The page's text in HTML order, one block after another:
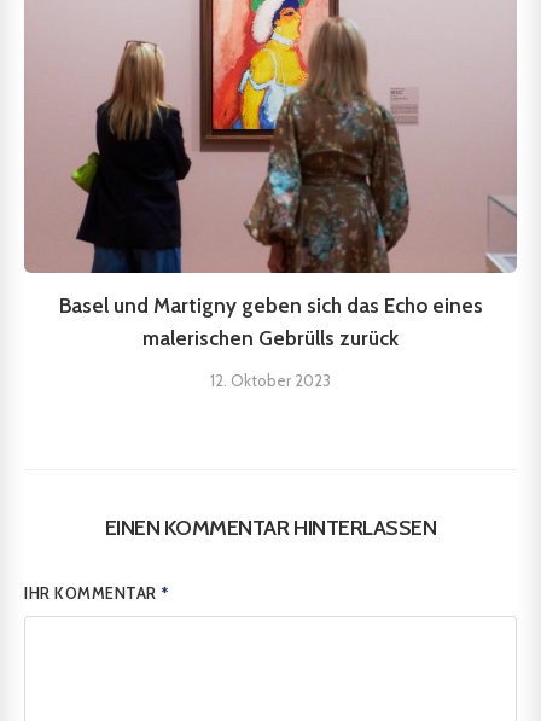
Basel und Martigny geben sich das Echo eines
malerischen Gebrülls zurück
12. Oktober 2023
EINEN KOMMENTAR HINTERLASSEN
IHR KOMMENTAR*